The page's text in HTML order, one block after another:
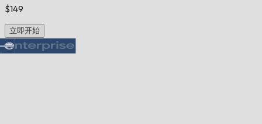
$149
立即开始